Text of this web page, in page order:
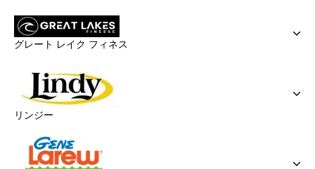
グレート レイク フィネス
リンジー